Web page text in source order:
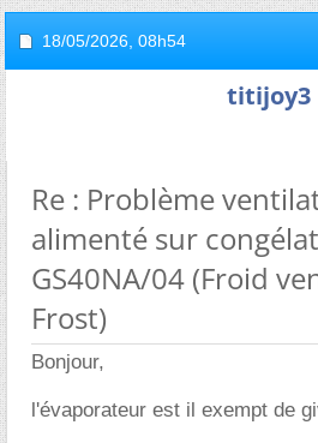
18/05/2026, 08h54
titijoy3
Re : Problème
alimenté sur
GS40NA/04 (Froid
Frost)
Bonjour,
l'évaporateur est il exempt de